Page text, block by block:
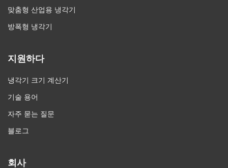
맞춤형 산업용 냉각기
방폭형 냉각기
지원하다
냉각기 크기 계산기
기술 용어
자주 묻는 질문
블로그
회사